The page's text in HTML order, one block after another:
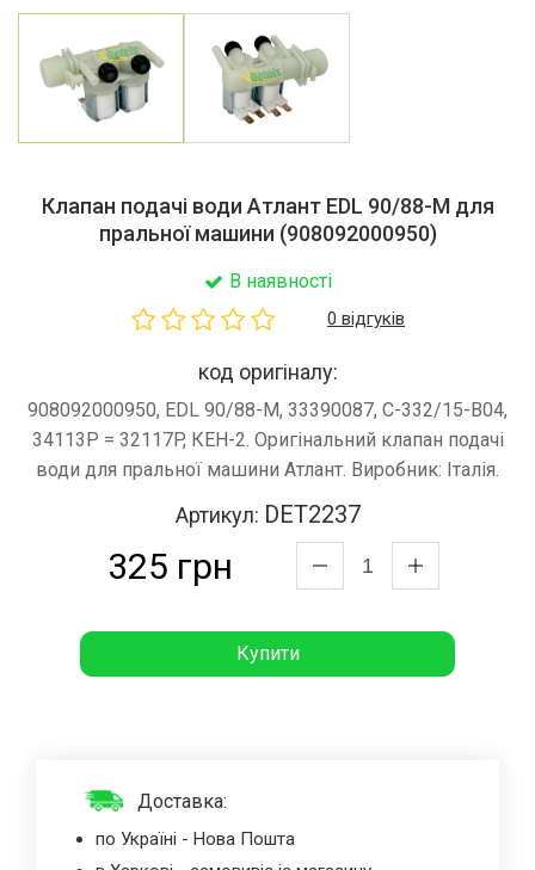
Клапан подачі води Атлант EDL 90/88-M для
пральної машини (908092000950)
В наявності
0 відгуків
код оригіналу:
908092000950, EDL 90/88-M, 33390087, C-332/15-B04,
34113P = 32117P, КЕН-2. Оригінальний клапан подачі
води для пральної машини Атлант. Виробник: Італія.
Артикул: DET2237
325 грн
Купити
Доставка:
по Україні - Нова Пошта